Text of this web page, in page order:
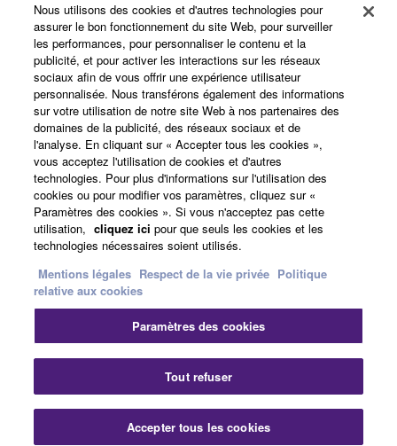
Yamaha Music ID - Enregistrement
A propos de Yamaha
France - French
Professionnel
Nous contacterConditions d'utilisation
Respect de la vie privéePolitique relative aux cookies
Mentions légales
Nous utilisons des cookies et d'autres technologies pour
assurer le bon fonctionnement du site Web, pour surveiller
les performances, pour personnaliser le contenu et la
publicité, et pour activer les interactions sur les réseaux
sociaux afin de vous offrir une expérience utilisateur
personnalisée. Nous transférons également des informations
sur votre utilisation de notre site Web à nos partenaires des
domaines de la publicité, des réseaux sociaux et de
l'analyse. En cliquant sur « Accepter tous les cookies »,
vous acceptez l'utilisation de cookies et d'autres
technologies. Pour plus d'informations sur l'utilisation des
cookies ou pour modifier vos paramètres, cliquez sur «
Paramètres des cookies ». Si vous n'acceptez pas cette
utilisation, cliquez ici pour que seuls les cookies et les
technologies nécessaires soient utilisés.
Mentions légales Respect de la vie privée Politique
relative aux cookies
Paramètres des cookies
Tout refuser
Accepter tous les cookies